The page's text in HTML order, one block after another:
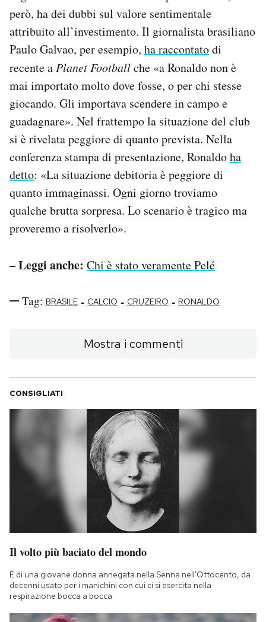
però, ha dei dubbi sul valore sentimentale
attribuito all’investimento. Il giornalista brasiliano
Paulo Galvao, per esempio, ha raccontatodi
recente aPlanet Footballche «a Ronaldo non è
mai importato molto dove fosse, o per chi stesse
giocando. Gli importava scendere in campo e
guadagnare». Nel frattempo la situazione del club
si è rivelata peggiore di quanto prevista. Nella
conferenza stampa di presentazione, Ronaldoha
detto: «La situazione debitoria è peggiore di
quanto immaginassi. Ogni giorno troviamo
qualche brutta sorpresa. Lo scenario è tragico ma
proveremo a risolverlo».
– Leggi anche: Chi è stato veramente Pelé
Tag: BRASILE - CALCIO - CRUZEIRO - RONALDO
Mostra i commenti
CONSIGLIATI
Il volto più baciato del mondo
È di una giovane donna annegata nella Senna nell'Ottocento, da
decenni usato per i manichini con cui ci si esercita nella
respirazione bocca a bocca